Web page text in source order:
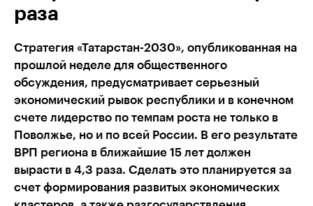
раза
Стратегия «Татарстан-2030», опубликованная на
прошлой неделе для общественного
обсуждения, предусматривает серьезный
экономический рывок республики и в конечном
счете лидерство по темпам роста не только в
Поволжье, но и по всей России. В его результате
ВРП региона в ближайшие 15 лет должен
вырасти в 4,3 раза. Сделать это планируется за
счет формирования развитых экономических